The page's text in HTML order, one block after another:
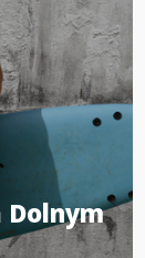
Dolnym